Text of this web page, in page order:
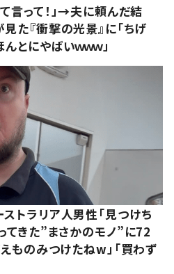
言って！」→夫に頼んだ結
『衝撃の光景』に「ちげ
んとにやばいｗｗｗ」
トラリア人男性「見つけち
てきた”まさかのモノ”に72
ものみつけたねw」「買わず